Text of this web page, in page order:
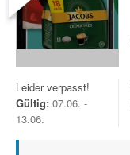
Leider verpasst!
Gültig: 07.06. -
13.06.